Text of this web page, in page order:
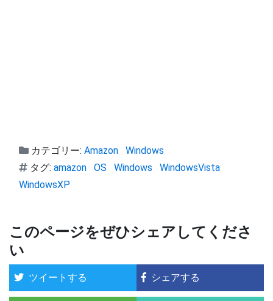
カテゴリー: Amazon
Windows
タグ: amazon OS Windows
WindowsVista
WindowsXP
このページをぜひシェアしてくださ
い
ツイートする シェアする